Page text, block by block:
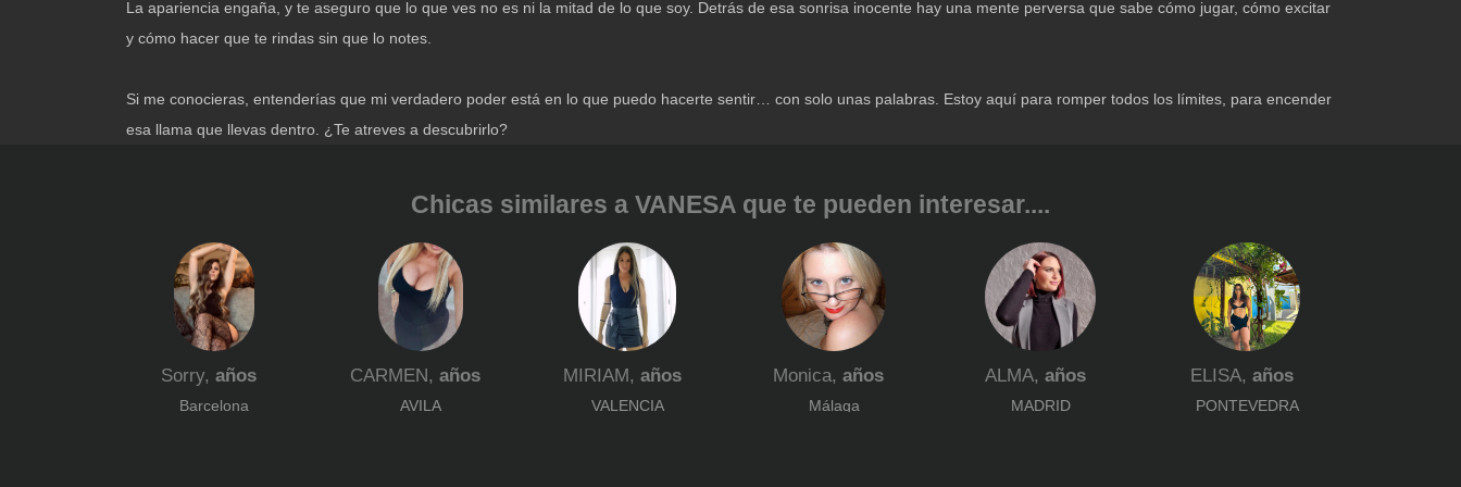
La apariencia engaña, y te aseguro que lo que ves no es ni la mitad de lo que soy. Detrás de esa sonrisa inocente hay una mente perversa que sabe cómo jugar, cómo excitar
y cómo hacer que te rindas sin que lo notes.
Si me conocieras, entenderías que mi verdadero poder está en lo que puedo hacerte sentir… con solo unas palabras. Estoy aquí para romper todos los límites, para encender
esa llama que llevas dentro. ¿Te atreves a descubrirlo?
Chicas similares a VANESA que te pueden interesar....
Sorry, años
Barcelona
CARMEN, años
AVILA
MIRIAM, años
VALENCIA
Monica, años
Málaga
ALMA, años
MADRID
ELISA, años
PONTEVEDRA